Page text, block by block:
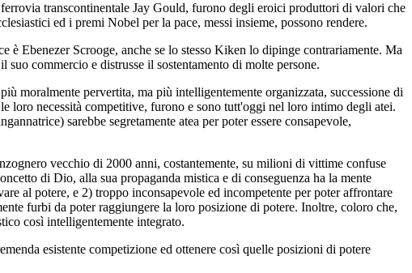
transcontinentale Jay Gould, furono degli eroici produttori di valori che
ed i premi Nobel per la pace, messi insieme, possono rendere.
Ebenezer Scrooge, anche se lo stesso Kiken lo dipinge contrariamente. Ma
commercio e distrusse il sostentamento di molte persone.
moralmente pervertita, ma più intelligentemente organizzata, successione di
loro necessità competitive, furono e sono tutt'oggi nel loro intimo degli atei.
sarebbe segretamente atea per poter essere consapevole,
vecchio di 2000 anni, costantemente, su milioni di vittime confuse
di Dio, alla sua propaganda mistica e di conseguenza ha la mente
al potere, e 2) troppo inconsapevole ed incompetente per poter affrontare
furbi da poter raggiungere la loro posizione di potere. Inoltre, coloro che,
così intelligentemente integrato.
esistente competizione ed ottenere così quelle posizioni di potere